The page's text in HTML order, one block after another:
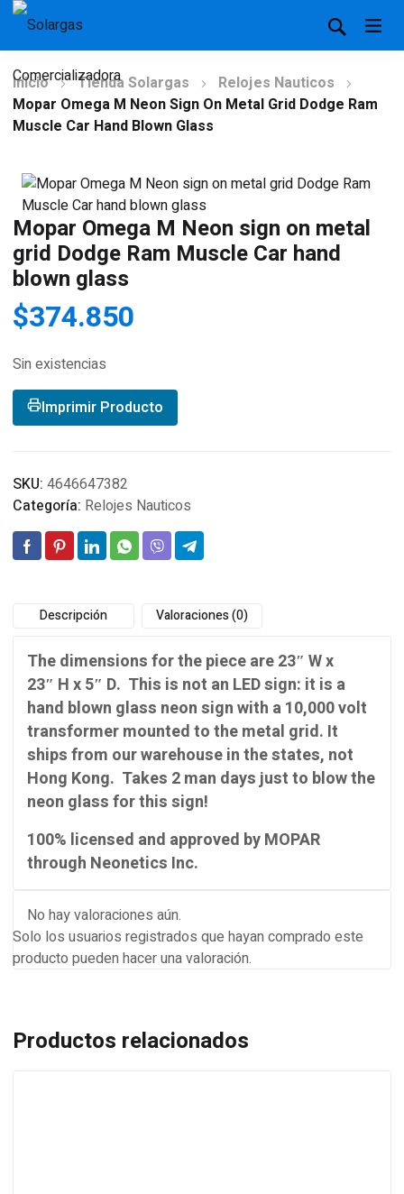
Inicio Tienda Solargas
Relojes Nauticos
Mopar Omega M Neon Sign On Metal Grid Dodge Ram
Muscle Car Hand Blown Glass
Mopar Omega M Neon sign on metal
grid Dodge Ram Muscle Car hand
blown glass
$374.850
Sin existencias
Imprimir Producto
SKU: 4646647382
Categoría: Relojes Nauticos
Descripción Valoraciones (0)
The dimensions for the piece are 23″ W x
23″ H x 5″ D. This is not an LED sign: it is a
hand blown glass neon sign with a 10,000 volt
transformer mounted to the metal grid. It
ships from our warehouse in the states, not
Hong Kong. Takes 2 man days just to blow the
neon glass for this sign!
100% licensed and approved by MOPAR
through Neonetics Inc.
No hay valoraciones aún.
Solo los usuarios registrados que hayan comprado este
producto pueden hacer una valoración.
Productos relacionados